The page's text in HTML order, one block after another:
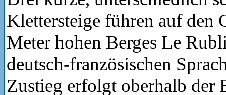
Klettersteige führen auf den
Meter hohen Berges Le
deutsch-französischen
Zustieg erfolgt oberhalb der